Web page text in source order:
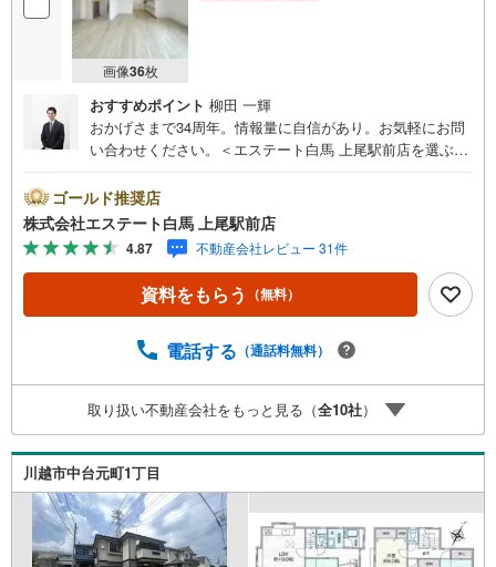
画像36枚
おすすめポイント 柳田 一輝
おかげさまで34周年。情報量に自信があり。お気軽にお問
い合わせください。＜エステート白馬 上尾駅前店を選ぶ5
「イトーヨーカドー上尾駅前店」内に立地。2.無料駐車場
完備のお店立体駐車場は全480台収容可。駐車場完備してま
す。3.大型キッズスペース当店自慢のキッズスペースをぜ
ひご覧ください。店内におむつ替えコーナーもご用意して
ます。4.年中無休・365日営業でお手伝い営業時間:10時～2
0時まで。スピードある対応が自慢のお店です。5.提携FP
ルプランナーと無料相談。ローン返済について、老後や学
は宅地建物取引士やファイナンシャルプランナー、住宅ロ
ーンアドバイザーなど、専門資格を持つスタッフが多数在
籍しております。お客様からの資料請求、お問い合わせを
お待ちしております。
ゴールド推奨店
株式会社エステート白馬 上尾駅前店
4.87 不動産会社レビュー 31件
資料をもらう （無料）
電話する （通話料無料）
取り扱い不動産会社をもっと見る（全10社）
川越市中台元町1丁目